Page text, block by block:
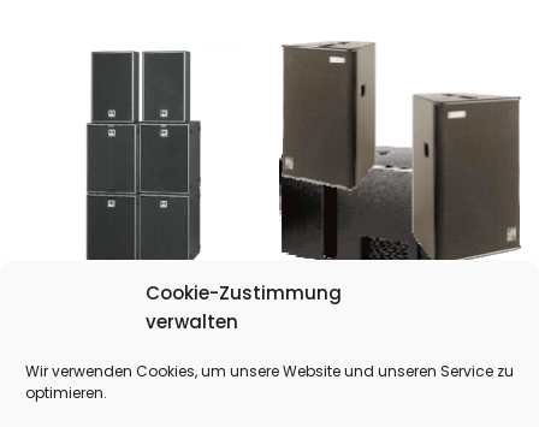
Cookie-Zustimmung
verwalten
Wir verwenden Cookies, um unsere Website und unseren Service zu
optimieren.
Tonanlage Party HK
€179,00
Tonanlage S Exclusiv